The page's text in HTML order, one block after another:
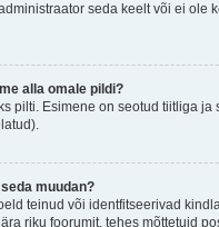
seda keelt või ei ole
alla omale pildi?
pilti. Esimene on seotud tiitliga
muudan?
teinud või identfitseerivad
riku foorumit, tehes mõttetuid